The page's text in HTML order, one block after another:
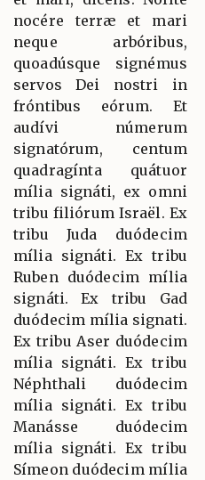
nocére terræ et mari
neque arbóribus,
quoadúsque signémus
servos Dei nostri in
fróntibus eórum. Et
audívi númerum
signatórum, centum
quadragínta quátuor
mília signáti, ex omni
tribu filiórum Israël. Ex
tribu Juda duódecim
mília signáti. Ex tribu
Ruben duódecim mília
signáti. Ex tribu Gad
duódecim mília signati.
Ex tribu Aser duódecim
mília signáti. Ex tribu
Néphthali duódecim
mília signáti. Ex tribu
Manásse duódecim
mília signáti. Ex tribu
Símeon duódecim mília